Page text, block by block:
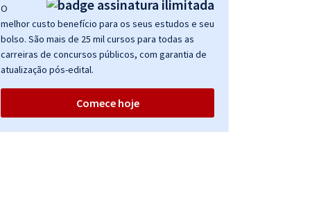
O
melhor custo benefício para os seus estudos e seu
bolso. São mais de 25 mil cursos para todas as
carreiras de concursos públicos, com garantia de
atualização pós-edital.
Comece hoje